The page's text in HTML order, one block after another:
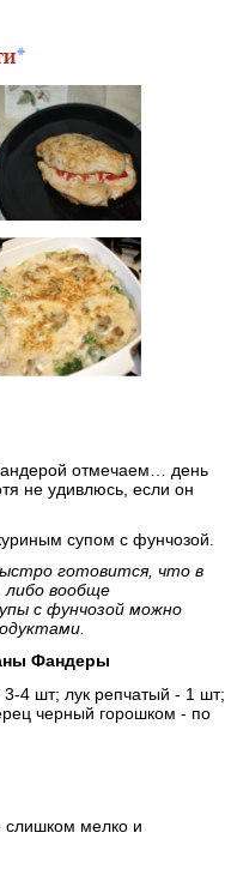
отмечаем… день
не удивлюсь, если он
супом с фунчозой.
готовится, что в
либо вообще
с фунчозой можно
Фандеры
4 шт; лук репчатый - 1 шт;
черный горошком - по
слишком мелко и